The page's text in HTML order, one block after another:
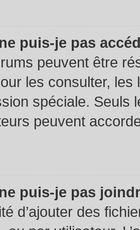
puis-je pas
peuvent être
les consulter,
spéciale. Seuls
peuvent
puis-je pas
d’ajouter des